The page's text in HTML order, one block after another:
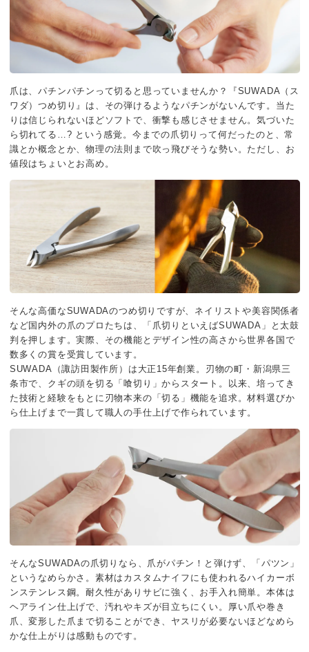
爪は、パチンパチンって切ると思っていませんか？『SUWADA（ス
ワダ）つめ切り』は、その弾けるようなパチンがないんです。当た
りは信じられないほどソフトで、衝撃も感じさせません。気づいた
ら切れてる…? という感覚。今までの爪切りって何だったのと、常
識とか概念とか、物理の法則まで吹っ飛びそうな勢い。ただし、お
値段はちょいとお高め。
そんな高価なSUWADAのつめ切りですが、ネイリストや美容関係者
など国内外の爪のプロたちは、「爪切りといえばSUWADA」と太鼓
判を押します。実際、その機能とデザイン性の高さから世界各国で
数多くの賞を受賞しています。
SUWADA（諏訪田製作所）は大正15年創業。刃物の町・新潟県三
条市で、クギの頭を切る「喰切り」からスタート。以来、培ってき
た技術と経験をもとに刃物本来の「切る」機能を追求。材料選びか
ら仕上げまで一貫して職人の手仕上げで作られています。
そんなSUWADAの爪切りなら、爪がパチン！と弾けず、「パツン」
というなめらかさ。素材はカスタムナイフにも使われるハイカーボ
ンステンレス鋼。耐久性がありサビに強く、お手入れ簡単。本体は
ヘアライン仕上げで、汚れやキズが目立ちにくい。厚い爪や巻き
爪、変形した爪まで切ることができ、ヤスリが必要ないほどなめら
かな仕上がりは感動ものです。